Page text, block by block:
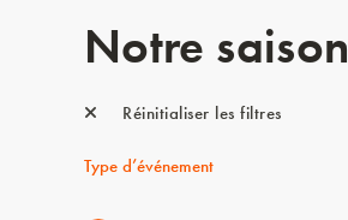
Notre saison
Réinitialiser les filtres
Type d’événement